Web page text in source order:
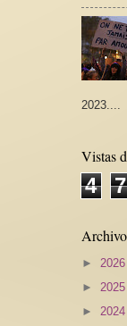
2023....
Vistas
4 7
► 2026
► 2025
► 2024